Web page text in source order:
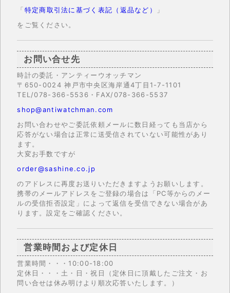
「特定商取引法に基づく表記（返品など）
」
をご覧ください。
お問い合せ先
時計の委託・アンティーウオッチマン
〒650-0024 神戸市中央区海岸通4丁目1-7-1101
TEL/078-366-5536・FAX/078-366-5537
shop@antiwatchman.com
お問い合わせやご委託依頼メールに数日経っても当店から
応答がない場合は正常に送受信されていない可能性があり
ます。
大変お手数ですが
order@sashine.co.jp
のアドレスに再度お送りいただきますようお願いします。
携帯のメールアドレスをご登録の場合は「PC等からのメー
ルの受信拒否設定」によって返信を受信できない場合があ
ります。設定をご確認ください。
営業時間および定休日
営業時間・・・10:00-18:00
定休日・・・土・日・祝日（定休日に頂戴したご注文・お
問い合せは休み明けより順次応答いたします。）